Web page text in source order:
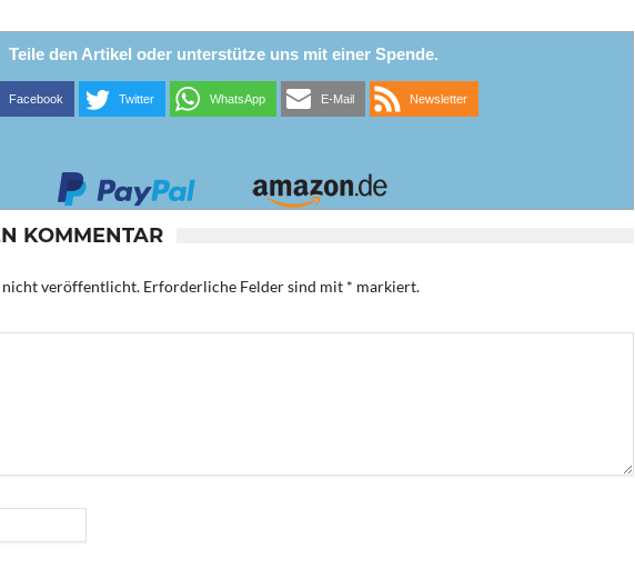
Teile den Artikel oder unterstütze uns mit einer Spende.
Facebook Twitter WhatsApp E-Mail Newsletter
KOMMENTAR
nicht veröffentlicht. Erforderliche Felder sind mit * markiert.